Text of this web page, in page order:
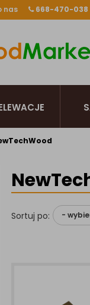
nas 668-470-038
Sortuj po: